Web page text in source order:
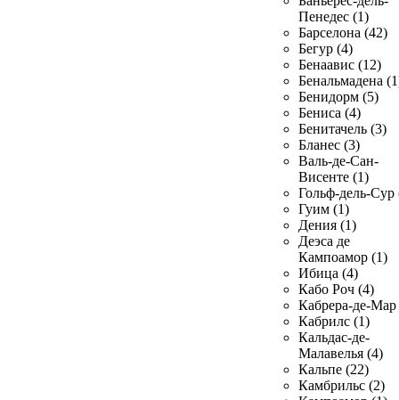
Пенедес (1)
Барселона (42)
Бегур (4)
Бенаавис (12)
Бенальмадена
Бенидорм (5)
Бениса (4)
Бенитачель (3)
Бланес (3)
Валь-де-Сан-
Висенте (1)
Гольф-дель-Сур
Гуим (1)
Дения (1)
Деэса де
Кампоамор (1)
Ибица (4)
Кабо Роч (4)
Кабрера-де-Мар
Кабрилс (1)
Кальдас-де-
Малавелья (4)
Кальпе (22)
Камбрильс (2)